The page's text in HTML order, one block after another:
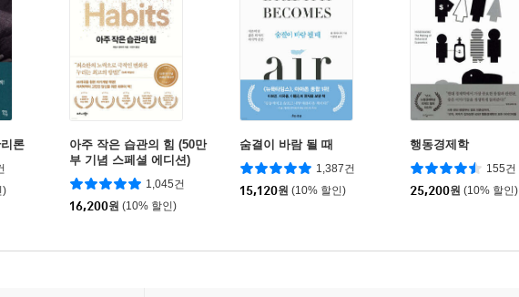
론
)
아주 작은 습관의 힘 (50만
부 기념 스페셜 에디션)
1,045건
16,200원 (10% 할인)
숨결이 바람 될 때
1,387건
15,120원 (10% 할인)
행동경제학
155건
25,200원 (10% 할인)